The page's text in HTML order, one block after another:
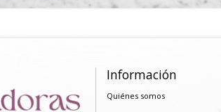
Información
Quiénes somos